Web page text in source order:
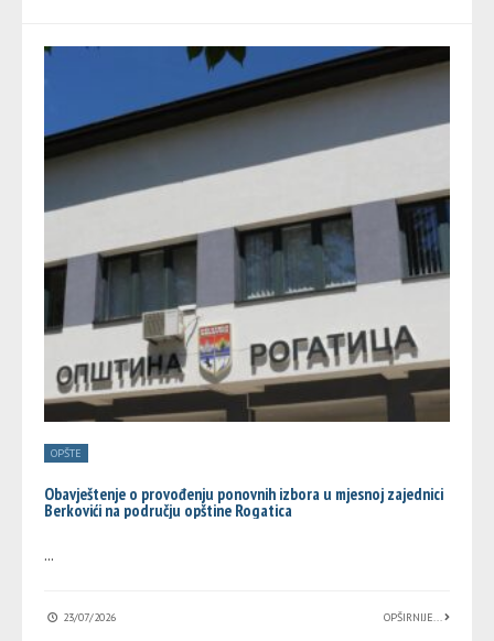
OPŠTE
Obavještenje o provođenju ponovnih izbora u mjesnoj zajednici
Berkovići na području opštine Rogatica
...
23/07/2026 OPŠIRNIJE...